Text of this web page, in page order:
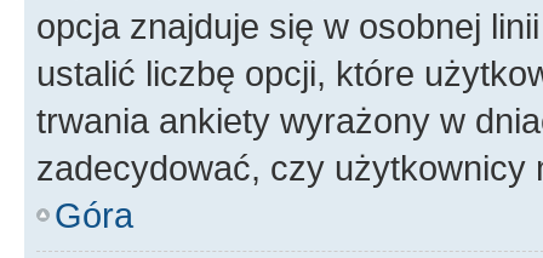
opcja znajduje się w osobnej
ustalić liczbę opcji, które
trwania ankiety wyrażony w
zadecydować, czy użytkownicy
Góra